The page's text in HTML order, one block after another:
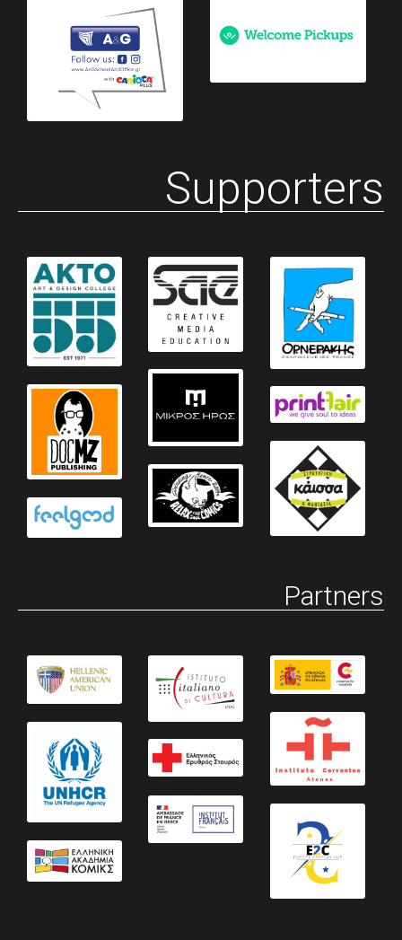
Supporters
Partners